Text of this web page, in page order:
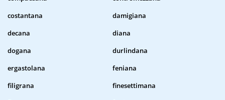
costantana
damigiana
decana
diana
dogana
durlindana
ergastolana
feniana
filigrana
finesettimana